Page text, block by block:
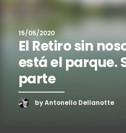
15/05/2020
El Retiro sin
está el parque.
parte
by Antonello Dellanotte